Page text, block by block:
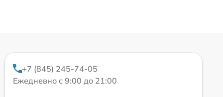
+7 (845) 245-74-05
Ежедневно с 9:00 до 21:00